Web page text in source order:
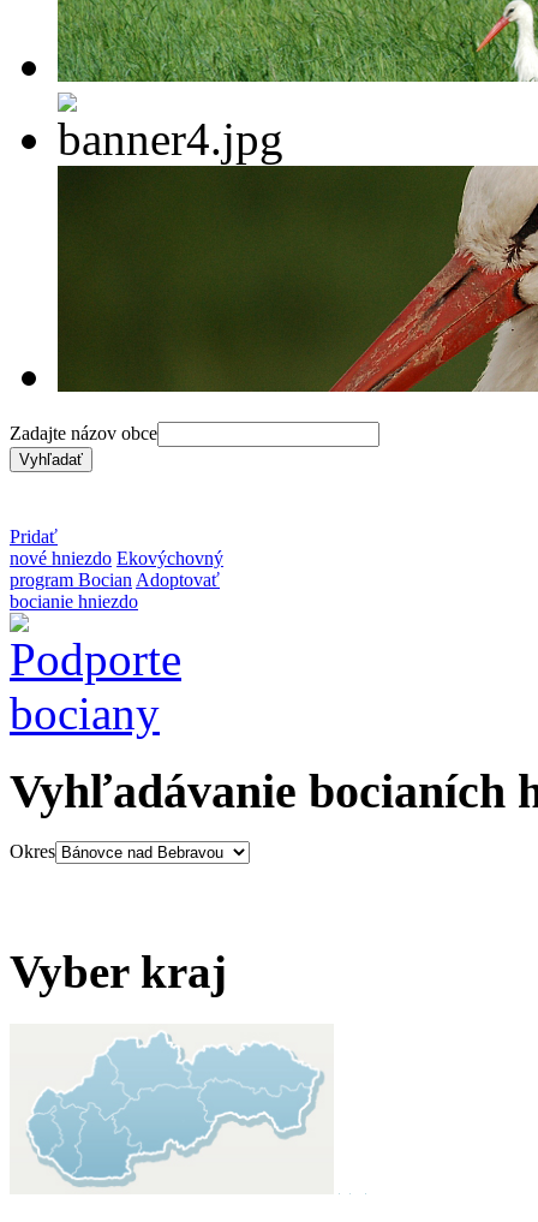
Zadajte názov obce
Pridať
nové hniezdo Ekovýchovný
program Bocian Adoptovať
bocianie hniezdo
Vyhľadávanie bocianích
Okres
Vyber kraj